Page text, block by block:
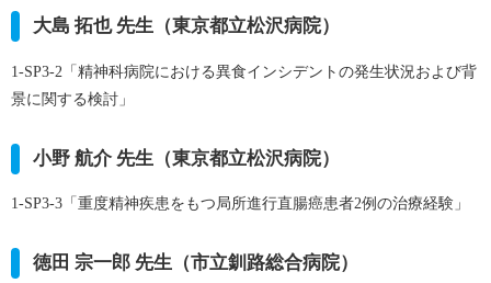
大島 拓也 先生（東京都立松沢病院）
1-SP3-2「精神科病院における異食インシデントの発生状況および背
景に関する検討」
小野 航介 先生（東京都立松沢病院）
1-SP3-3「重度精神疾患をもつ局所進行直腸癌患者2例の治療経験」
徳田 宗一郎 先生（市立釧路総合病院）